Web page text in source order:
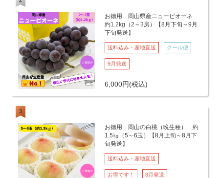
お徳用 岡山県産ニューピオーネ
約1.2kg（2～3房）【8月下旬～9月
下旬発送】
送料込み・産地直送 クール便
9月発送
6,000円(税込)
お徳用 岡山の白桃（晩生種） 約
1.5㎏（5～6玉）【8月上旬～8月下
旬発送】
送料込み・産地直送
お得です！ 8月発送